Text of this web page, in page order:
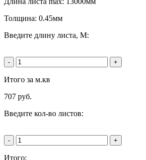
Толщина: 0.45мм
Введите длину листа, М:
- +
Итого за м.кв
707 руб.
Введите кол-во листов:
- +
Итого: